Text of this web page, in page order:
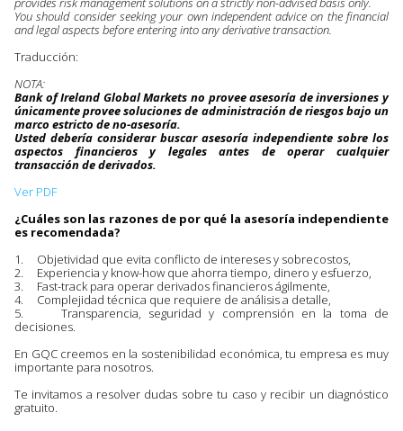
You should consider seeking your own independent advice on the financial
and legal aspects before entering into any derivative transaction.
Traducción:
NOTA:
Bank of Ireland Global Markets no provee asesoría de inversiones y
únicamente provee soluciones de administración de riesgos bajo un
marco estricto de no-asesoría.
Usted debería considerar buscar asesoría independiente sobre los
aspectos financieros y legales antes de operar cualquier
transacción de derivados.
Ver PDF
¿Cuáles son las razones de por qué la asesoría independiente
es recomendada?
1. Objetividad que evita conflicto de intereses y sobrecostos,
2. Experiencia y know-how que ahorra tiempo, dinero y esfuerzo,
3. Fast-track para operar derivados financieros ágilmente,
4. Complejidad técnica que requiere de análisis a detalle,
5. Transparencia, seguridad y comprensión en la toma de
decisiones.
En GQC creemos en la sostenibilidad económica, tu empresa es muy
importante para nosotros.
Te invitamos a resolver dudas sobre tu caso y recibir un diagnóstico
gratuito.